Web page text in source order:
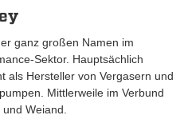
ganz großen Namen im
Sektor. Hauptsächlich
als Hersteller von Vergasern und
Mittlerweile im Verbund
Weiand.